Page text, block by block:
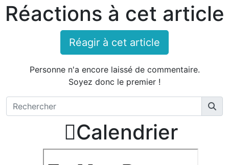
Réactions à cet article
Réagir à cet article
Personne n'a encore laissé de commentaire.
Soyez donc le premier !
Calendrier